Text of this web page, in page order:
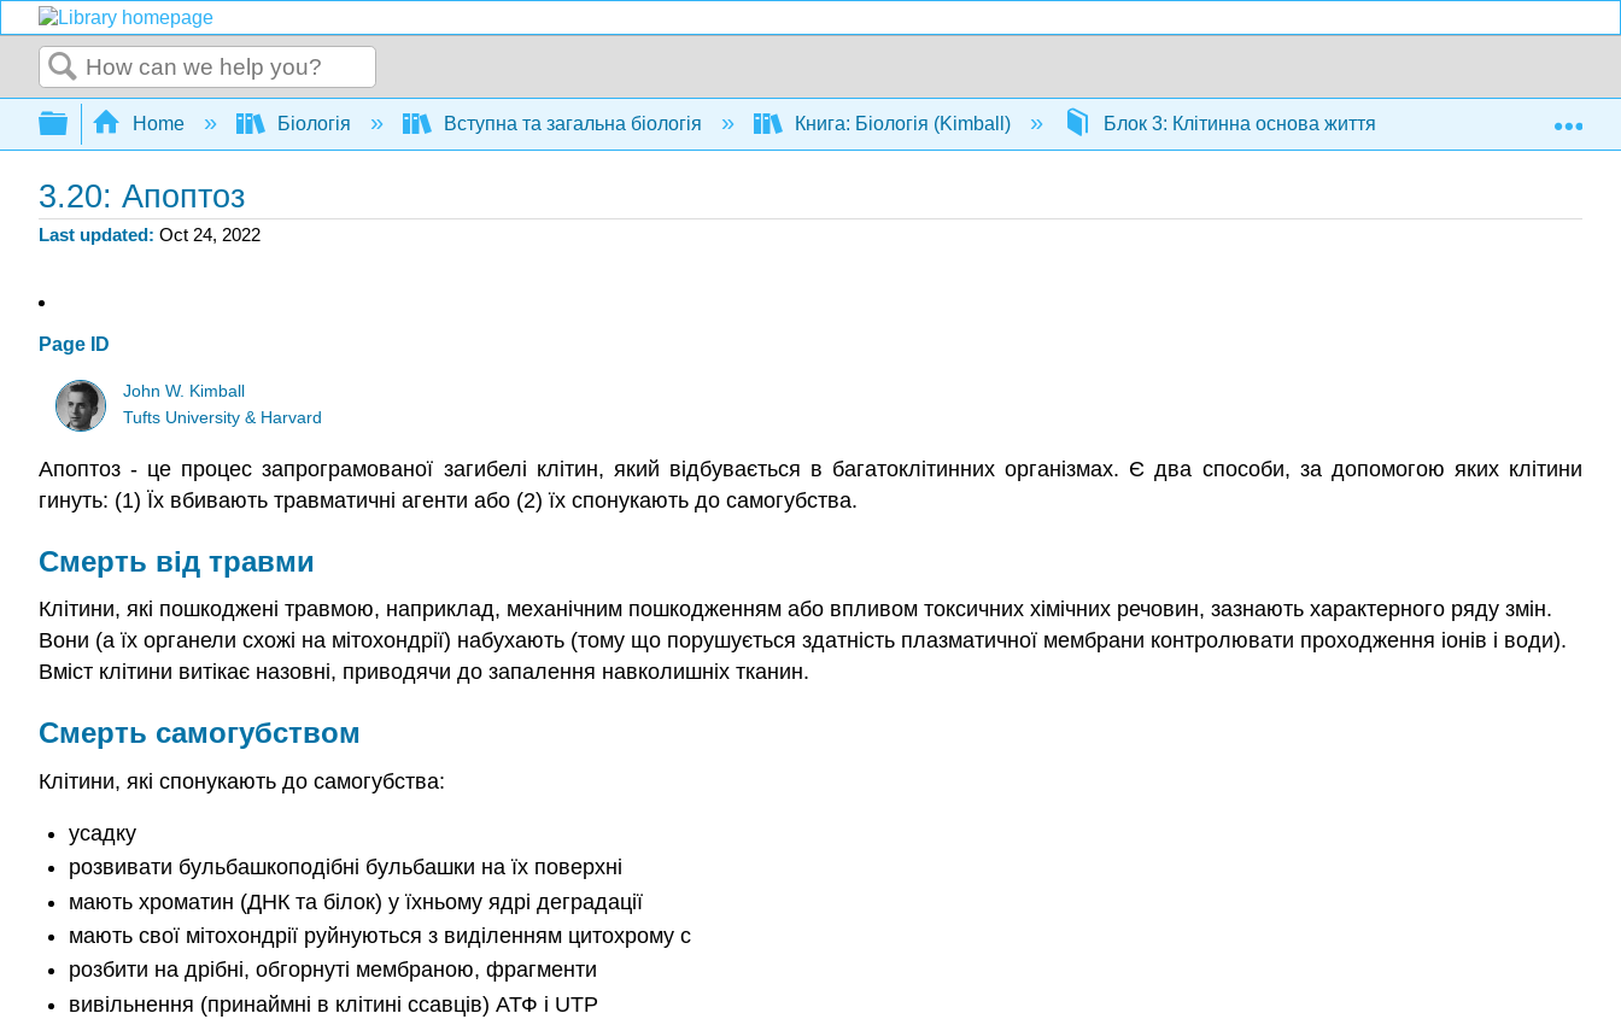
Search
Expand/collapse global hierarchy
Home Біологія Вступна та загальна біологія Книга: Біологія (Kimball) Блок 3: Клітинна основа життя 3.20: Апоптоз
3.20: Апоптоз
Last updated Oct 24, 2022
Page ID
John W. Kimball
Tufts University & Harvard
Апоптоз - це процес запрограмованої загибелі клітин, який відбувається в багатоклітинних організмах. Є два способи, за допомогою яких клітини
гинуть: (1) Їх вбивають травматичні агенти або (2) їх спонукають до самогубства.
Смерть від травми
Клітини, які пошкоджені травмою, наприклад, механічним пошкодженням або впливом токсичних хімічних речовин, зазнають характерного ряду змін.
Вони (а їх органели схожі на мітохондрії) набухають (тому що порушується здатність плазматичної мембрани контролювати проходження іонів і води).
Вміст клітини витікає назовні, приводячи до запалення навколишніх тканин.
Смерть самогубством
Клітини, які спонукають до самогубства:
усадку
розвивати бульбашкоподібні бульбашки на їх поверхні
мають хроматин (ДНК та білок) у їхньому ядрі деградації
мають свої мітохондрії руйнуються з виділенням цитохрому с
розбити на дрібні, обгорнуті мембраною, фрагменти
вивільнення (принаймні в клітині ссавців) АТФ і UTP